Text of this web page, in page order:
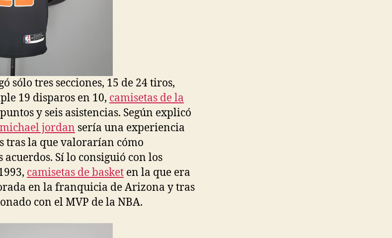
sólo tres secciones, 15 de 24 tiros,
19 disparos en 10, camisetas de la
y seis asistencias. Según explicó
jordan sería una experiencia
tras la que valorarían cómo
Sí lo consiguió con los
camisetas de basket en la que era
en la franquicia de Arizona y tras
con el MVP de la NBA.